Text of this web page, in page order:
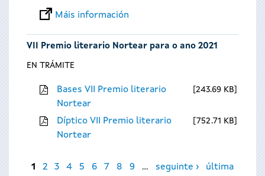
Máis información
VII Premio literario Nortear para o ano 2021
EN TRÁMITE
Bases VII Premio literario
Nortear
243.69 KB
Díptico VII Premio literario
Nortear
752.71 KB
Páxinas
1 2 3 4 5 6 7 8 9 … seguinte ›
última